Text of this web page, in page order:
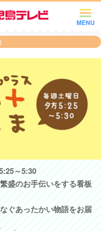
MENU
～5:30
盛のお手伝いをする看板
ぐあったかい物語をお届